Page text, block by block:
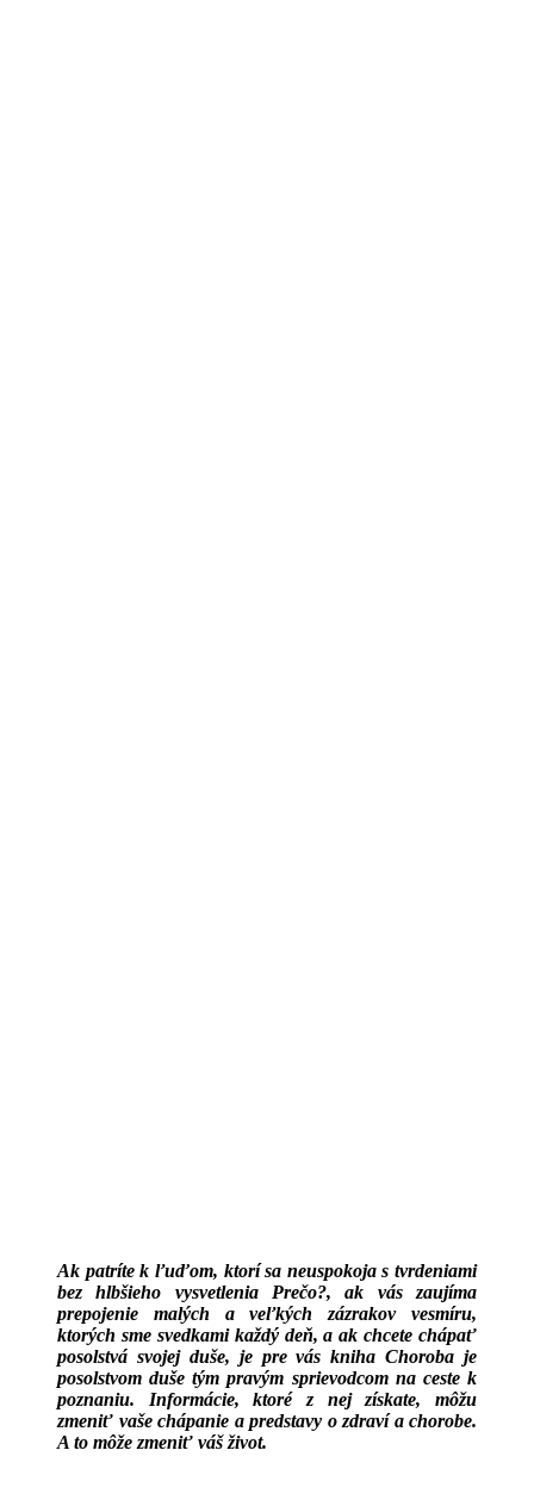
Ak patríte k ľuďom, ktorí sa neuspokoja s tvrdeniami
bez hlbšieho vysvetlenia Prečo?, ak vás zaujíma
prepojenie malých a veľkých zázrakov vesmíru,
ktorých sme svedkami každý deň, a ak chcete chápať
posolstvá svojej duše, je pre vás kniha Choroba je
posolstvom duše tým pravým sprievodcom na ceste k
poznaniu. Informácie, ktoré z nej získate, môžu
zmeniť vaše chápanie a predstavy o zdraví a chorobe.
A to môže zmeniť váš život.